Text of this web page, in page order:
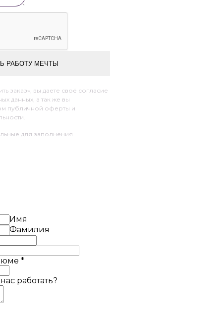
РАБОТУ МЕЧТЫ
заказ», вы даете своё согласие
данных, а так же вы
публичной оферты и
для заполнения
Имя
Фамилия
*
работать?